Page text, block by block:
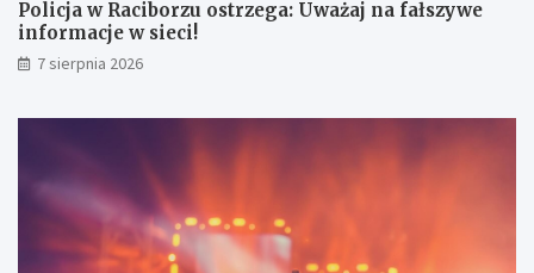
e
g
a
:
w
6
:
M
u
y
Policja w Raciborzu ostrzega: Uważaj na fałszywe
informacje w sieci!
7 sierpnia 2026